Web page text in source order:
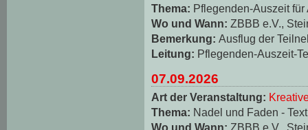
Thema: Pflegenden-Auszeit
Wo und Wann: ZBBB e.V.,
Bemerkung: Ausflug der
Leitung: Pflegenden-Auszeit-
07.09.2026
Art der Veranstaltung:
Thema: Nadel und Faden -
Wo und Wann: ZBBB e.V.,